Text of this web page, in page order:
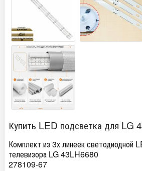
Купить LED подсветка для
Комплект из 3х линеек светодиодной
телевизора LG 43LH6680
278109-67